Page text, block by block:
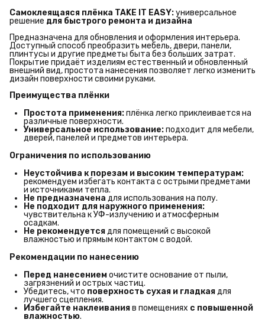
Самоклеящаяся плёнка TAKE IT EASY:универсальное
решение для быстрого ремонта и дизайна
Предназначена для обновления и оформления интерьера.
Доступный способ преобразить мебель, двери, панели,
плинтусы и другие предметы быта без больших затрат.
Покрытие придаёт изделиям естественный и обновленный
внешний вид, простота нанесения позволяет легко изменить
дизайн поверхности своими руками.
Преимущества плёнки
Простота применения:плёнка легко приклеивается на
различные поверхности.
Универсальное использование:подходит для мебели,
дверей, панелей и предметов интерьера.
Ограничения по использованию
Неустойчива к порезам и высоким температурам:
рекомендуем избегать контакта с острыми предметами
и источниками тепла.
Не предназначена для использования на полу.
Не подходит для наружного применения:
чувствительна к УФ-излучению и атмосферным
осадкам.
Не рекомендуетсядля помещений с высокой
влажностью и прямым контактом с водой.
Рекомендации по нанесению
Перед нанесениемочистите основание от пыли,
загрязнений и острых частиц.
Убедитесь, что поверхность сухая и гладкаядля
лучшего сцепления.
Избегайте наклеиванияв помещениях с повышенной
влажностью.